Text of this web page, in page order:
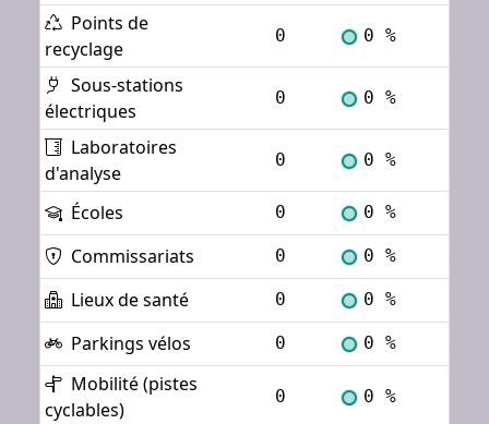
Points de
recyclage
0 0 %
Sous-stations
électriques
0 0 %
Laboratoires
d'analyse
0 0 %
Écoles 0 0 %
Commissariats 0 0 %
Lieux de santé 0 0 %
Parkings vélos 0 0 %
Mobilité (pistes
cyclables)
0 0 %